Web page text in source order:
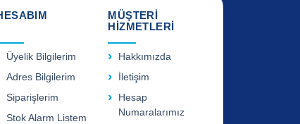
Üyelik Bilgilerim
Adres Bilgilerim
Siparişlerim
Stok Alarm Listem
MÜŞTERİ
HİZMETLERİ
Hakkımızda
İletişim
Hesap
Numaralarımız